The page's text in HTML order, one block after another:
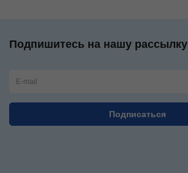
Подпишитесь на нашу рассылку